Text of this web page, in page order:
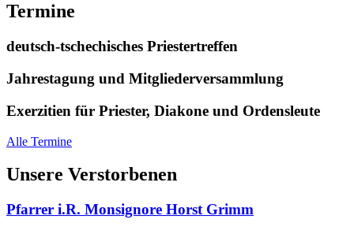
Termine
deutsch-tschechisches Priestertreffen
Jahrestagung und Mitgliederversammlung
Exerzitien für Priester, Diakone und Ordensleute
Alle Termine
Unsere Verstorbenen
Pfarrer i.R. Monsignore Horst Grimm